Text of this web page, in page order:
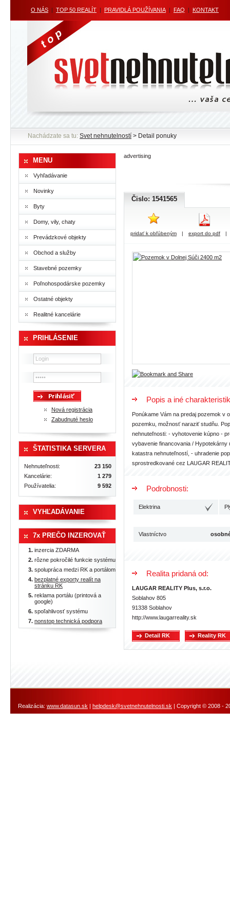
O NÁS | TOP 50 REALÍT | PRAVIDLÁ POUŽÍVANIA | FAQ | KONTAKT
Nachádzate sa tu: Svet nehnutelností > Detail ponuky
MENU
Vyhľadávanie
Novinky
Byty
Domy, vily, chaty
Prevádzkové objekty
Obchod a služby
Stavebné pozemky
Poľnohospodárske pozemky
Ostatné objekty
Realitné kancelárie
PRIHLÁSENIE
Nová registrácia
Zabudnuté heslo
ŠTATISTIKA SERVERA
Nehnuteľnosti:
23 150
Kancelárie:
1 279
Používatelia:
9 592
VYHĽADÁVANIE
7x PREČO INZEROVAŤ
inzercia ZDARMA
rôzne pokročilé funkcie systému
spolupráca medzi RK a portálom
bezplatné exporty realít na
stránku RK
reklama portálu (printová a
google)
spoľahlivosť systému
nonstop technická podpora
advertising
Čislo: 1541565
pridať k obľúbeným | export do pdf |
Popis a iné
Ponúkame Vám na predaj pozemok v
pozemku, možnosť naraziť studňu.
nehnuteľnosti: - vyhotovenie kúpno -
vybavenie financovania /
katastra nehnuteľností, - uhradenie
sprostredkované cez LAUGAR
Podrobnosti:
Elektrina
Vlastníctvo
Realita pridaná od:
LAUGAR REALITY Plus, s.r.o.
Soblahov 805
91338 Soblahov
http://www.laugarreality.sk
Detail RK Reality RK
Realizácia: www.datasun.sk | helpdesk@svetnehnutelnosti.sk | Copyright © 2008 -